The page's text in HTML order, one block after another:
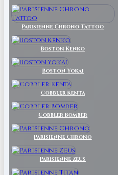
Parisienne Chrono Tattoo
Boston Kenko
Boston Yokai
Cobbler Kenta
Cobbler Bomber
Parisienne Chrono
Parisienne Zeus